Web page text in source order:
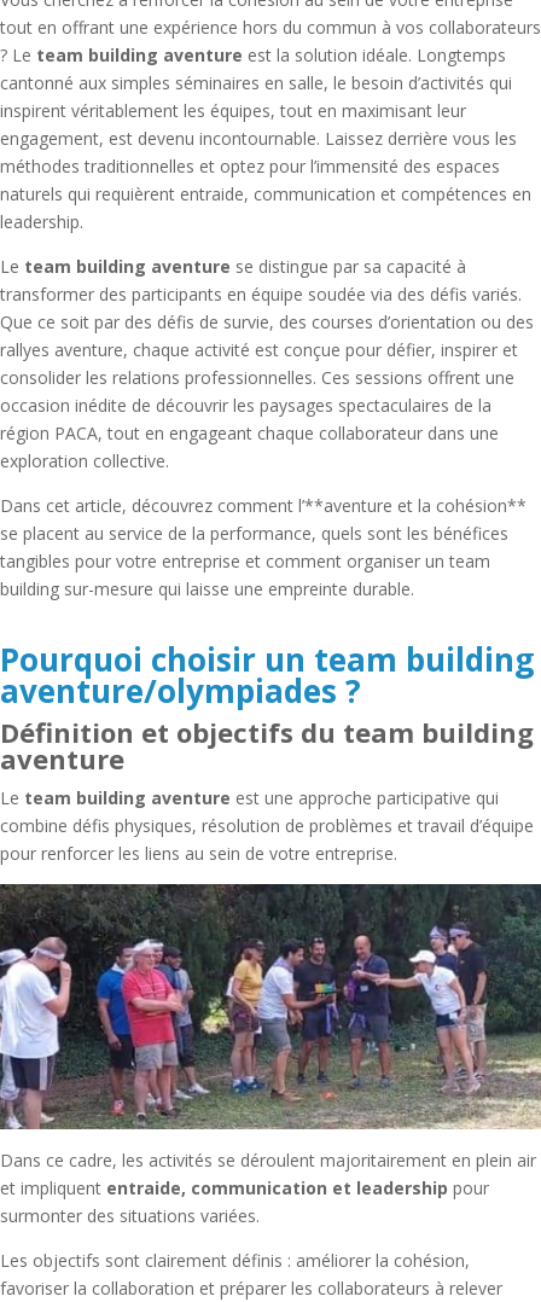
tout en offrant une expérience hors du commun à vos collaborateurs
? Le team building aventure est la solution idéale. Longtemps
cantonné aux simples séminaires en salle, le besoin d’activités qui
inspirent véritablement les équipes, tout en maximisant leur
engagement, est devenu incontournable. Laissez derrière vous les
méthodes traditionnelles et optez pour l’immensité des espaces
naturels qui requièrent entraide, communication et compétences en
leadership.
Le team building aventure se distingue par sa capacité à
transformer des participants en équipe soudée via des défis variés.
Que ce soit par des défis de survie, des courses d’orientation ou des
rallyes aventure, chaque activité est conçue pour défier, inspirer et
consolider les relations professionnelles. Ces sessions offrent une
occasion inédite de découvrir les paysages spectaculaires de la
région PACA, tout en engageant chaque collaborateur dans une
exploration collective.
Dans cet article, découvrez comment l’**aventure et la cohésion**
se placent au service de la performance, quels sont les bénéfices
tangibles pour votre entreprise et comment organiser un team
building sur-mesure qui laisse une empreinte durable.
Pourquoi choisir un team building
aventure/olympiades ?
Définition et objectifs du team building
aventure
Le team building aventure est une approche participative qui
combine défis physiques, résolution de problèmes et travail d’équipe
pour renforcer les liens au sein de votre entreprise.
Dans ce cadre, les activités se déroulent majoritairement en plein air
et impliquent entraide, communication et leadership pour
surmonter des situations variées.
Les objectifs sont clairement définis : améliorer la cohésion,
favoriser la collaboration et préparer les collaborateurs à relever